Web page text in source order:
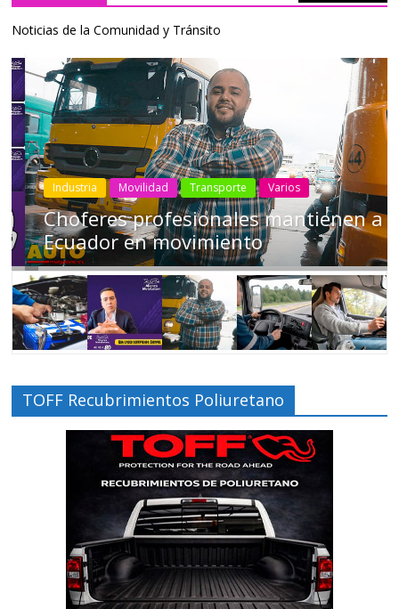
Noticias de la Comunidad y Tránsito
Industria Movilidad Transporte Varios
Choferes profesionales mantienen a
Ecuador en movimiento
TOFF Recubrimientos Poliuretano